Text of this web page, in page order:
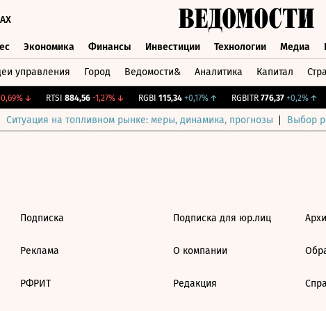
Экономика Финансы Инвестиции Технологии Медиа
управления Город Ведомости& Аналитика Капитал
↓ RTSI 884,56 -1,27%↓ RGBI 115,34 +0,17%↑ RGBITR 776,37 +0,2%↑
Ситуация на топливном рынке: меры, динамика, прогнозы Выбор
Подписка
Реклама
РФРИТ
Подписка для юр.лиц
О компании
Редакция